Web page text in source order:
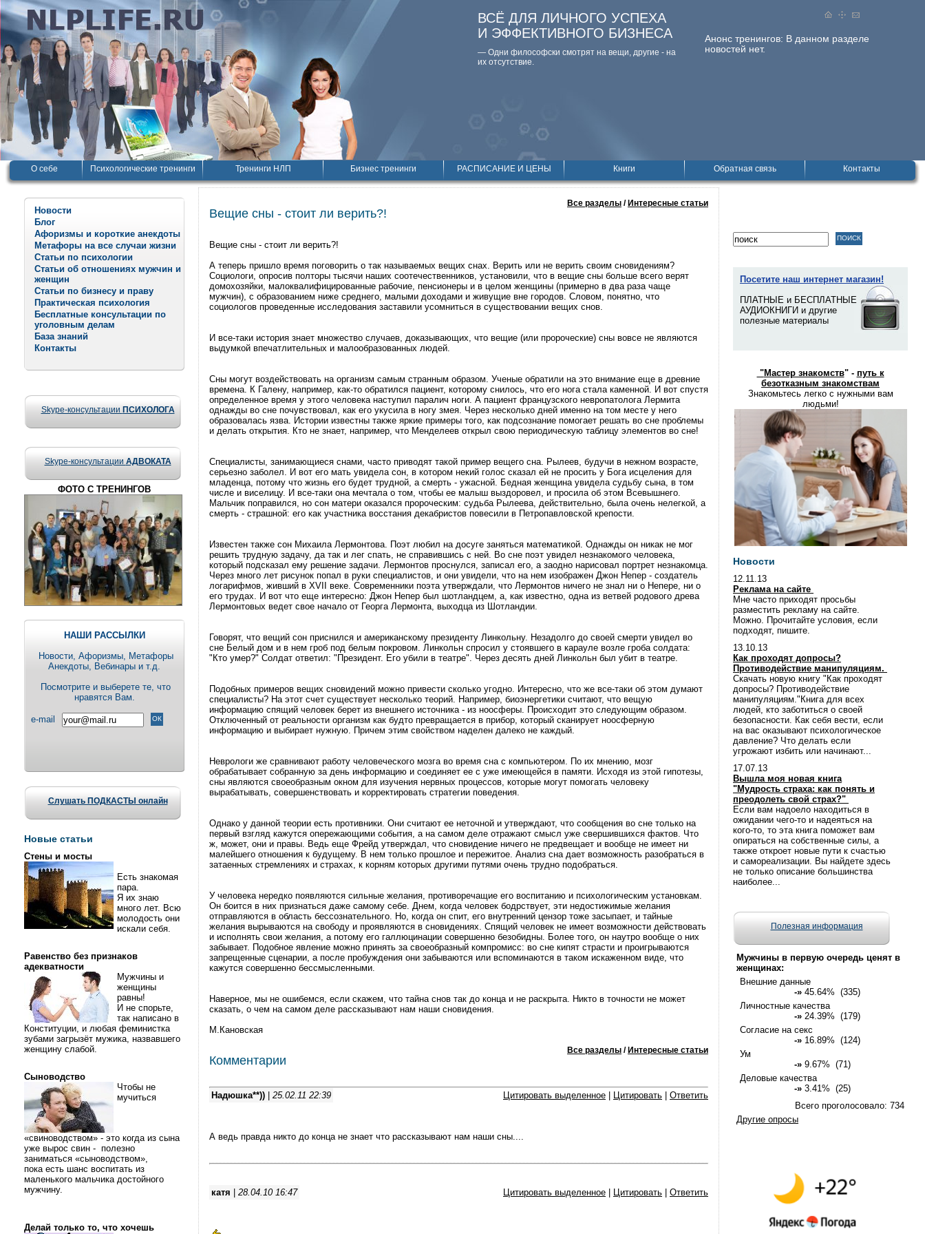
Анонс тренингов: В данном разделе
новостей нет.
ВСЁ ДЛЯ ЛИЧНОГО УСПЕХА
И ЭФФЕКТИВНОГО БИЗНЕСА
— Одни философски смотpят на вещи, дpугие - на
их отсутствие.
О себе Психологические тренинги Тренинги НЛП Бизнес тренинги РАСПИСАНИЕ И ЦЕНЫ Книги Обратная связь Контакты
Новости
Блог
Афоризмы и короткие анекдоты
Метафоры на все случаи жизни
Статьи по психологии
Статьи об отношениях мужчин и
женщин
Статьи по бизнесу и праву
Практическая психология
Бесплатные консультации по
уголовным делам
База знаний
Контакты
Skype-консультации ПСИХОЛОГА
Skype-консультации АДВОКАТА
ФОТО С ТРЕНИНГОВ
НАШИ РАССЫЛКИ
Новости, Aфоризмы, Метафоры
Анекдоты, Вебинары и т.д.
Посмотрите и выберете те, что
нравятся Вам.
e-mail
Слушать ПОДКАСТЫ онлайн
Новые статьи
Стены и мосты
Есть знакомая
пара.
Я их знаю
много лет. Всю
молодость они
искали себя.
Равенство без признаков
адекватности
Мужчины и
женщины
равны!
И не спорьте,
так написано в
Конституции, и любая феминистка
зубами загрызёт мужика, назвавшего
женщину слабой.
Сыноводство
Чтобы не
мучиться
«свиноводством» - это когда из сына
уже вырос свин - полезно
заниматься «сыноводством»,
пока есть шанс воспитать из
маленького мальчика достойного
мужчину.
Делай только то, что хочешь
Все разделы / Интересные статьи
Вещие сны - стоит ли верить?!
Вещие сны - стоит ли верить?!
А теперь пришло время поговорить о так называемых вещих снах. Верить или не верить своим сновидениям?
Социологи, опросив полторы тысячи наших соотечественников, установили, что в вещие сны больше всего верят
домохозяйки, малоквалифицированные рабочие, пенсионеры и в целом женщины (примерно в два раза чаще
мужчин), с образованием ниже среднего, малыми доходами и живущие вне городов. Словом, понятно, что
социологов проведенные исследования заставили усомниться в существовании вещих снов.
И все-таки история знает множество случаев, доказывающих, что вещие (или пророческие) сны вовсе не являются
выдумкой впечатлительных и малообразованных людей.
Сны могут воздействовать на организм самым странным образом. Ученые обратили на это внимание еще в древние
времена. К Галену, например, как-то обратился пациент, которому снилось, что его нога стала каменной. И вот спустя
определенное время у этого человека наступил паралич ноги. А пациент французского невропатолога Лермита
однажды во сне почувствовал, как его укусила в ногу змея. Через несколько дней именно на том месте у него
образовалась язва. Истории известны также яркие примеры того, как подсознание помогает решать во сне проблемы
и делать открытия. Кто не знает, например, что Менделеев открыл свою периодическую таблицу элементов во сне!
Специалисты, занимающиеся снами, часто приводят такой пример вещего сна. Рылеев, будучи в нежном возрасте,
серьезно заболел. И вот его мать увидела сон, в котором некий голос сказал ей не просить у Бога исцеления для
младенца, потому что жизнь его будет трудной, а смерть - ужасной. Бедная женщина увидела судьбу сына, в том
числе и виселицу. И все-таки она мечтала о том, чтобы ее малыш выздоровел, и просила об этом Всевышнего.
Мальчик поправился, но сон матери оказался пророческим: судьба Рылеева, действительно, была очень нелегкой, а
смерть - страшной: его как участника восстания декабристов повесили в Петропавловской крепости.
Известен также сон Михаила Лермонтова. Поэт любил на досуге заняться математикой. Однажды он никак не мог
решить трудную задачу, да так и лег спать, не справившись с ней. Во сне поэт увидел незнакомого человека,
который подсказал ему решение задачи. Лермонтов проснулся, записал его, а заодно нарисовал портрет незнакомца.
Через много лет рисунок попал в руки специалистов, и они увидели, что на нем изображен Джон Непер - создатель
логарифмов, живший в XVII веке. Современники поэта утверждали, что Лермонтов ничего не знал ни о Непере, ни о
его трудах. И вот что еще интересно: Джон Непер был шотландцем, а, как известно, одна из ветвей родового древа
Лермонтовых ведет свое начало от Георга Лермонта, выходца из Шотландии.
Говорят, что вещий сон приснился и американскому президенту Линкольну. Незадолго до своей смерти увидел во
сне Белый дом и в нем гроб под белым покровом. Линкольн спросил у стоявшего в карауле возле гроба солдата:
"Кто умер?" Солдат ответил: "Президент. Его убили в театре". Через десять дней Линкольн был убит в театре.
Подобных примеров вещих сновидений можно привести сколько угодно. Интересно, что же все-таки об этом думают
специалисты? На этот счет существует несколько теорий. Например, биоэнергетики считают, что вещую
информацию спящий человек берет из внешнего источника - из ноосферы. Происходит это следующим образом.
Отключенный от реальности организм как будто превращается в прибор, который сканирует ноосферную
информацию и выбирает нужную. Причем этим свойством наделен далеко не каждый.
Неврологи же сравнивают работу человеческого мозга во время сна с компьютером. По их мнению, мозг
обрабатывает собранную за день информацию и соединяет ее с уже имеющейся в памяти. Исходя из этой гипотезы,
сны являются своеобразным окном для изучения нервных процессов, которые могут помогать человеку
вырабатывать, совершенствовать и корректировать стратегии поведения.
Однако у данной теории есть противники. Они считают ее неточной и утверждают, что сообщения во сне только на
первый взгляд кажутся опережающими события, а на самом деле отражают смысл уже свершившихся фактов. Что
ж, может, они и правы. Ведь еще Фрейд утверждал, что сновидение ничего не предвещает и вообще не имеет ни
малейшего отношения к будущему. В нем только прошлое и пережитое. Анализ сна дает возможность разобраться в
затаенных стремлениях и страхах, к корням которых другими путями очень трудно подобраться.
У человека нередко появляются сильные желания, противоречащие его воспитанию и психологическим установкам.
Он боится в них признаться даже самому себе. Днем, когда человек бодрствует, эти недостижимые желания
отправляются в область бессознательного. Но, когда он спит, его внутренний цензор тоже засыпает, и тайные
желания вырываются на свободу и проявляются в сновидениях. Спящий человек не имеет возможности действовать
и исполнять свои желания, а потому его галлюцинации совершенно безобидны. Более того, он наутро вообще о них
забывает. Подобное явление можно принять за своеобразный компромисс: во сне кипят страсти и проигрываются
запрещенные сценарии, а после пробуждения они забываются или вспоминаются в таком искаженном виде, что
кажутся совершенно бессмысленными.
Наверное, мы не ошибемся, если скажем, что тайна снов так до конца и не раскрыта. Никто в точности не может
сказать, о чем на самом деле рассказывают нам наши сновидения.
М.Кановская
Все разделы / Интересные статьи
Комментарии
Надюшка**)) 25.02.11 22:39 Цитировать выделенное Цитировать Ответить
А ведь правда никто до конца не знает что рассказывают нам наши сны....
катя 28.04.10 16:47 Цитировать выделенное Цитировать Ответить
Посетите наш интернет магазин!
ПЛАТНЫЕ и БЕСПЛАТНЫЕ
АУДИОКНИГИ и другие
полезные материалы
"Мастер знакомств" - путь к
безотказным знакомствам
Знакомьтесь легко с нужными вам
людьми!
Новости
12.11.13
Реклама на сайте
Мне часто приходят просьбы
разместить рекламу на сайте.
Можно. Прочитайте условия, если
подходят, пишите.
13.10.13
Как проходят допросы?
Противодействие манипуляциям.
Скачать новую книгу "Как проходят
допросы? Противодействие
манипуляциям."Книга для всех
людей, кто заботиться о своей
безопасности. Как себя вести, если
на вас оказывают психологическое
давление? Что делать если
угрожают избить или начинают...
17.07.13
Вышла моя новая книга
"Мудрость страха: как понять и
преодолеть свой страх?"
Если вам надоело находиться в
ожидании чего-то и надеяться на
кого-то, то эта книга поможет вам
опираться на собственные силы, а
также откроет новые пути к счастью
и самореализации. Вы найдете здесь
не только описание большинства
наиболее...
Полезная информация
Мужчины в первую очередь ценят в
женщинах:
Внешние данные
-» 45.64% (335)
Личностные качества
-» 24.39% (179)
Согласие на секс
-» 16.89% (124)
Ум
-» 9.67% (71)
Деловые качества
-» 3.41% (25)
Всего проголосовало: 734
Другие опросы